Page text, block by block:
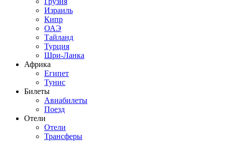
Израиль
Кипр
ОАЭ
Тайланд
Турция
Шри-Ланка
Африка
Египет
Тунис
Билеты
Авиабилеты
Поезд
Отели
Отели
Трансферы